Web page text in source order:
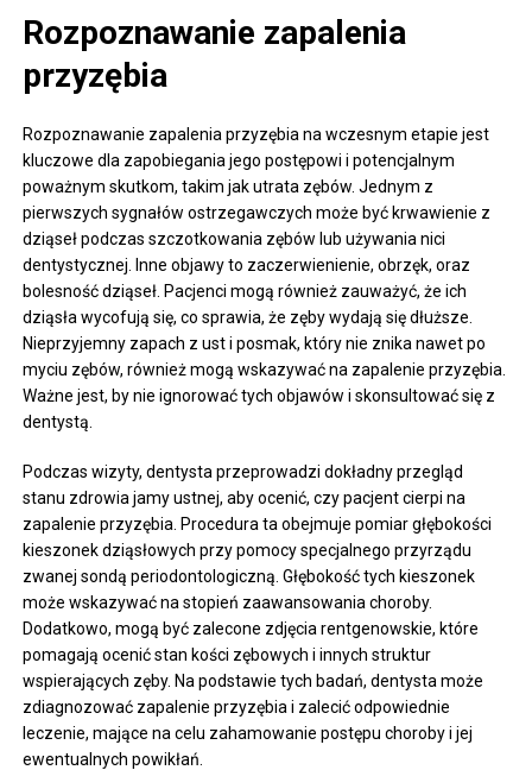
Rozpoznawanie zapalenia
przyzębia
Rozpoznawanie zapalenia przyzębia na wczesnym etapie jest
kluczowe dla zapobiegania jego postępowi i potencjalnym
poważnym skutkom, takim jak utrata zębów. Jednym z
pierwszych sygnałów ostrzegawczych może być krwawienie z
dziąseł podczas szczotkowania zębów lub używania nici
dentystycznej. Inne objawy to zaczerwienienie, obrzęk, oraz
bolesność dziąseł. Pacjenci mogą również zauważyć, że ich
dziąsła wycofują się, co sprawia, że zęby wydają się dłuższe.
Nieprzyjemny zapach z ust i posmak, który nie znika nawet po
myciu zębów, również mogą wskazywać na zapalenie przyzębia.
Ważne jest, by nie ignorować tych objawów i skonsultować się z
dentystą.
Podczas wizyty, dentysta przeprowadzi dokładny przegląd
stanu zdrowia jamy ustnej, aby ocenić, czy pacjent cierpi na
zapalenie przyzębia. Procedura ta obejmuje pomiar głębokości
kieszonek dziąsłowych przy pomocy specjalnego przyrządu
zwanej sondą periodontologiczną. Głębokość tych kieszonek
może wskazywać na stopień zaawansowania choroby.
Dodatkowo, mogą być zalecone zdjęcia rentgenowskie, które
pomagają ocenić stan kości zębowych i innych struktur
wspierających zęby. Na podstawie tych badań, dentysta może
zdiagnozować zapalenie przyzębia i zalecić odpowiednie
leczenie, mające na celu zahamowanie postępu choroby i jej
ewentualnych powikłań.